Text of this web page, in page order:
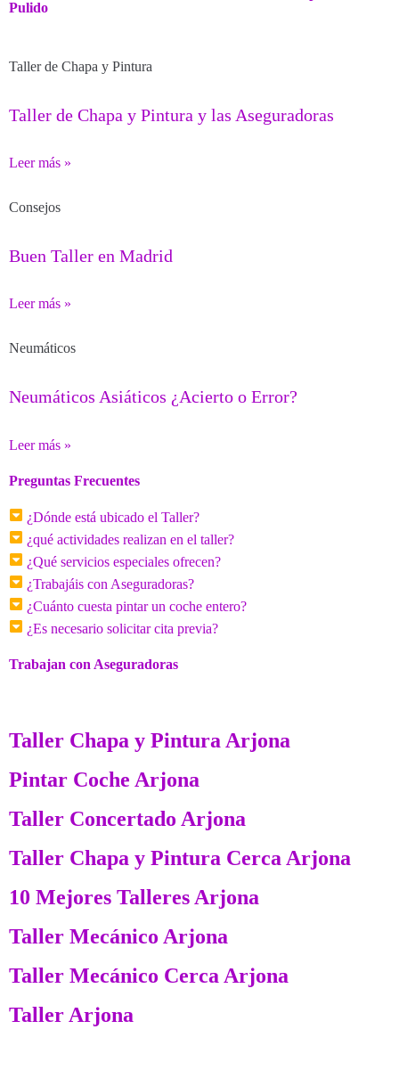
Pulido
Taller de Chapa y Pintura
Taller de Chapa y Pintura y las Aseguradoras
Leer más »
Consejos
Buen Taller en Madrid
Leer más »
Neumáticos
Neumáticos Asiáticos ¿Acierto o Error?
Leer más »
Preguntas Frecuentes
¿Dónde está ubicado el Taller?
¿qué actividades realizan en el taller?
¿Qué servicios especiales ofrecen?
¿Trabajáis con Aseguradoras?
¿Cuánto cuesta pintar un coche entero?
¿Es necesario solicitar cita previa?
Trabajan con Aseguradoras
Taller Chapa y Pintura Arjona
Pintar Coche Arjona
Taller Concertado Arjona
Taller Chapa y Pintura Cerca Arjona
10 Mejores Talleres Arjona
Taller Mecánico Arjona
Taller Mecánico Cerca Arjona
Taller Arjona